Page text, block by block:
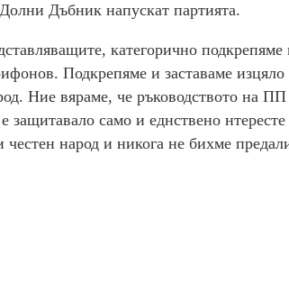
Дъбник напускат партията.
категорично
Подкрепяме и заставаме
Ние вяраме, че ръководството на
защитавало само и еднствено
честен народ и никога не бихме